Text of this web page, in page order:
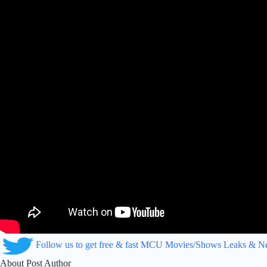
Follow us to get free & fast MCU Movies/Shows Leaks &
About Post Author